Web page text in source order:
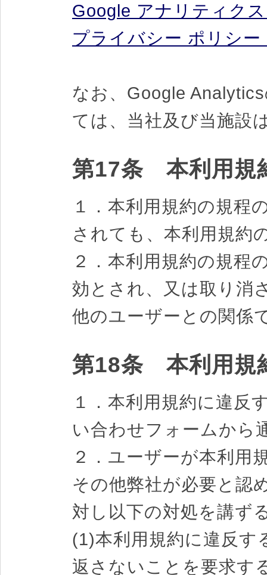
Google アナリティク
プライバシー ポリシ
なお、Google
ては、当社及び当施設
第17条 本利用規
１．本利用規約の規程
されても、本利用規約
２．本利用規約の規程
効とされ、又は取り消
他のユーザーとの関係
第18条 本利用規
１．本利用規約に違反
い合わせフォームから
２．ユーザーが本利用
その他弊社が必要と認
対し以下の対処を講ず
(1)本利用規約に違反す
返さないことを要求す